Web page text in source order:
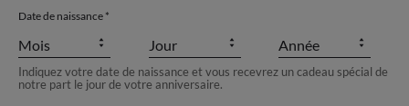
Date de naissance
Mois
my_account.egistration.month_birth
Jour Année
Indiquez votre date de naissance et vous recevrez un cadeau spécial de
notre part le jour de votre anniversaire.